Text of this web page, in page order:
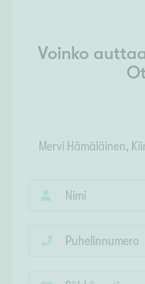
Voinko
Mervi Hämäläinen,